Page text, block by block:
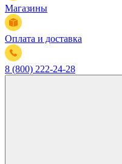
Магазины
Оплата и доставка
8 (800) 222-24-28